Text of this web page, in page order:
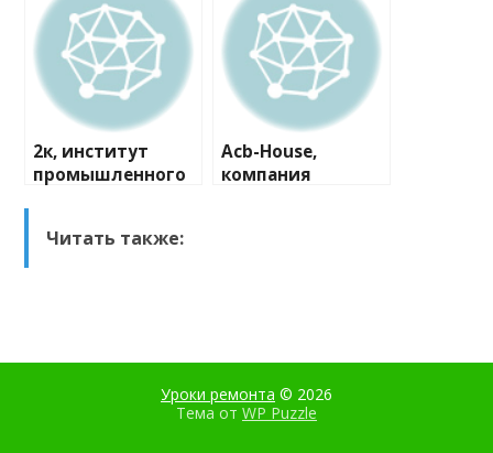
2к, институт
промышленного
Acb-House,
компания
Читать также:
Уроки ремонта © 2026
Тема от WP Puzzle